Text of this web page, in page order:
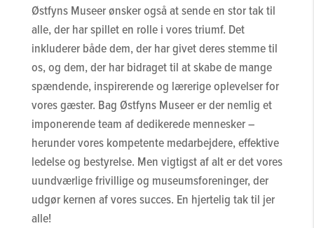
Østfyns Museer ønsker også at sende en stor tak til
alle, der har spillet en rolle i vores triumf. Det
inkluderer både dem, der har givet deres stemme til
os, og dem, der har bidraget til at skabe de mange
spændende, inspirerende og lærerige oplevelser for
vores gæster. Bag Østfyns Museer er der nemlig et
imponerende team af dedikerede mennesker –
herunder vores kompetente medarbejdere, effektive
ledelse og bestyrelse. Men vigtigst af alt er det vores
uundværlige frivillige og museumsforeninger, der
udgør kernen af vores succes. En hjertelig tak til jer
alle!